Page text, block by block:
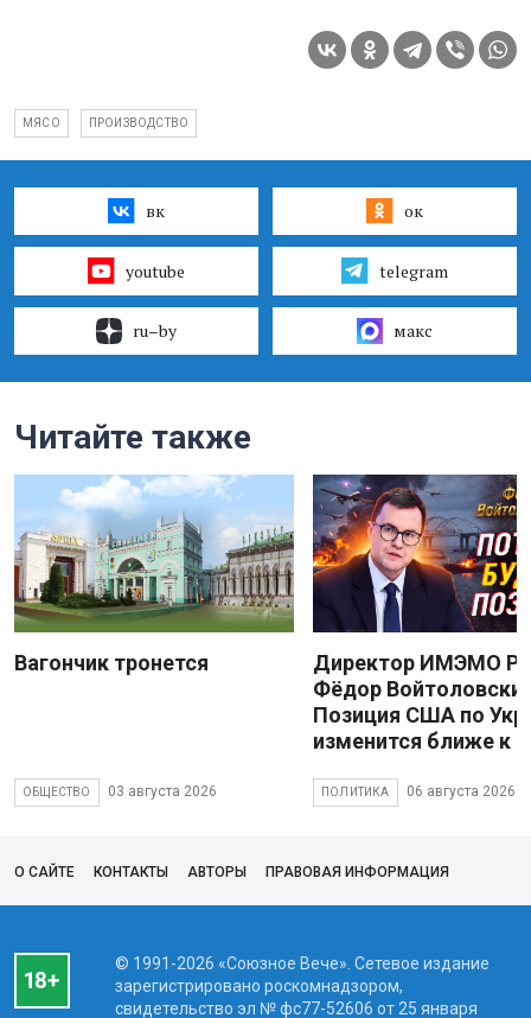
МЯСО ПРОИЗВОДСТВО
вк ок
youtube telegram
ru–by макс
Читайте также
Вагончик тронется
ОБЩЕСТВО 03 августа 2026
Директор ИМЭМО
Фёдор
Позиция США по
изменится ближе к
ПОЛИТИКА 06 августа 2026
О САЙТЕ КОНТАКТЫ АВТОРЫ ПРАВОВАЯ ИНФОРМАЦИЯ
© 1991-2026 «Союзное Вече». Сетевое издание
зарегистрировано роскомнадзором,
свидетельство эл № фc77-52606 от 25 января